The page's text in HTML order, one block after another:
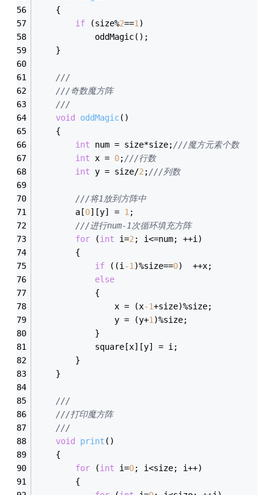
	{
if (size%2==1 )
			oddMagic();
	}
///
///奇数魔方阵
///
void
oddMagic()
	{
int num = size*size;///魔方元素个数
int x = 0;///行数
int y = size/2 ;///列数
///将1放到方阵中
		a[
0][y] = 1 ;
///进行num-1次循环填充方阵
for (int i=2 ; i<=num; ++i)
		{
if ((i -1 )%size==0
)	++x;
else
			{
				x = (x
-1+size)%size;
				y = (y+
1 )%size;
			}
			square[x][y] = i;
		}
	}
///
///打印魔方阵
///
void
print ()
	{
for (int i=0; i<size; i++)
		{